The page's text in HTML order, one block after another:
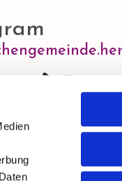
Sie Marketing-
Accept cookies